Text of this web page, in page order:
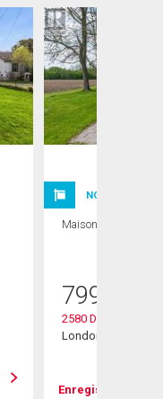
NOUVELLE
Maison
799 900
2580 Dundas Street
London East (East
Enregistrer